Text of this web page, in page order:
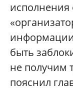
исполнения
быть
не получим
пояснил